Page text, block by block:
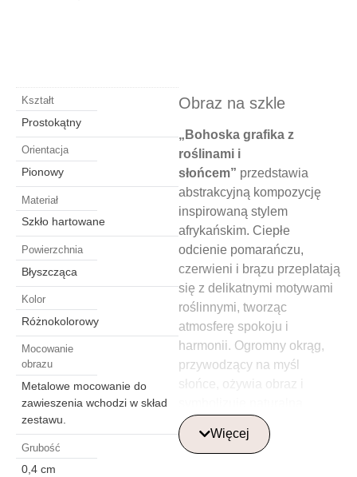
Obraz na szkle
„Bohoska grafika z
roślinami i
słońcem” przedstawia
abstrakcyjną kompozycję
inspirowaną stylem
afrykańskim. Ciepłe
odcienie pomarańczu,
czerwieni i brązu przeplatają
się z delikatnymi motywami
roślinnymi, tworząc
atmosferę spokoju i
harmonii. Ogromny okrąg,
przywodzący na myśl
słońce, ożywia obraz i
energię.
To dzieło sztuki doskonale
Więcej
Kształt
Prostokątny
Orientacja
Pionowy
Materiał
Szkło hartowane
Powierzchnia
Błyszcząca
Kolor
Różnokolorowy
Mocowanie
obrazu
Metalowe mocowanie do
zawieszenia wchodzi w skład
zestawu.
Grubość
0,4 cm